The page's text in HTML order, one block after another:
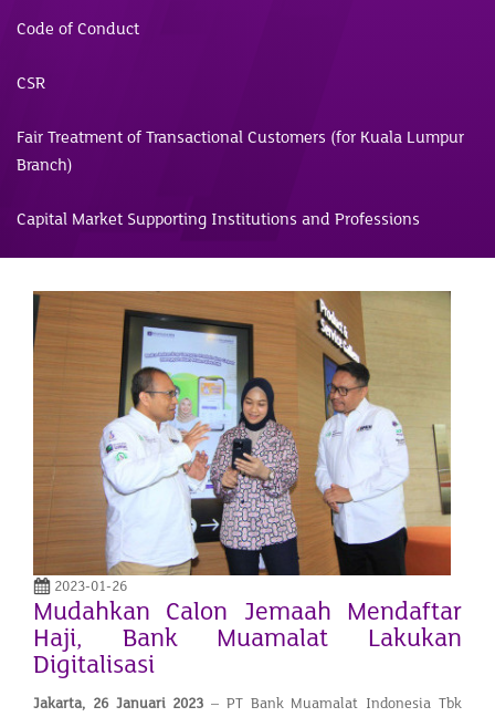
Code of Conduct
CSR
Fair Treatment of Transactional Customers (for Kuala Lumpur
Branch)
Capital Market Supporting Institutions and Professions
2023-01-26
Mudahkan Calon Jemaah Mendaftar
Haji, Bank Muamalat Lakukan
Digitalisasi
Jakarta, 26Januari 2023 – PT Bank Muamalat Indonesia Tbk